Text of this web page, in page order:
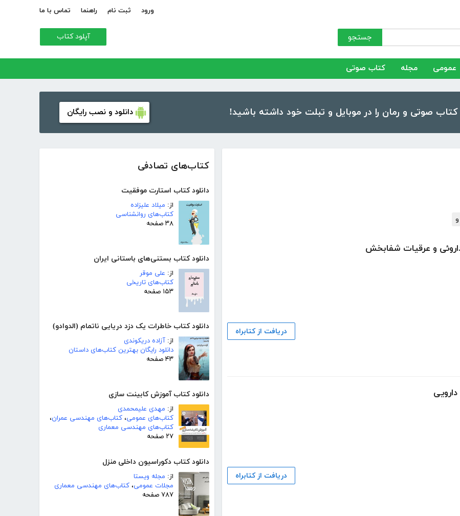
ورود ثبت نام راهنما تماس با ما
جستجو آپلود کتاب
عمومی مجله کتاب صوتی
دانلود و نصب رایگان
کتاب‌های تصادفی
دانلود کتاب استارت موفقیت
از: میلاد علیزاده
کتاب‌های روانشناسی
۳۸ صفحه
دانلود کتاب بستنی‌های باستانی ایران
از: علی موقر
کتاب‌های تاریخی
۱۵۳ صفحه
دانلود کتاب خاطرات یک دزد دریایی ناتمام (الدوادو)
از: آزاده دریکوندی
دانلود رایگان بهترین کتاب‌های داستان
۴۳ صفحه
دانلود کتاب آموزش کابینت سازی
از: مهدی علیمحمدی
کتاب‌های عمومی، کتاب‌های مهندسی عمران،
کتاب‌های مهندسی معماری
۲۷ صفحه
دانلود کتاب دکوراسیون داخلی منزل
از: مجله ویستا
مجلات عمومی، کتاب‌های مهندسی معماری
۷۸۷ صفحه
و عرقیات شفابخش
دریافت از کتابراه
دریافت از کتابراه